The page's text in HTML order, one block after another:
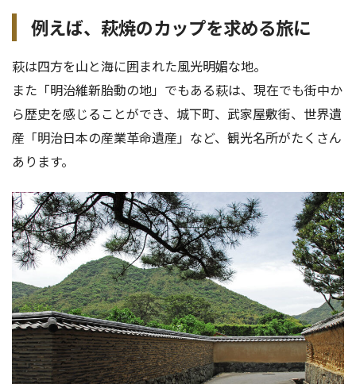
例えば、萩焼のカップを求める旅に
萩は四方を山と海に囲まれた風光明媚な地。
また「明治維新胎動の地」でもある萩は、現在でも街中か
ら歴史を感じることができ、城下町、武家屋敷街、世界遺
産「明治日本の産業革命遺産」など、観光名所がたくさん
あります。